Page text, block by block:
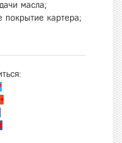
масла;
покрытие картера;